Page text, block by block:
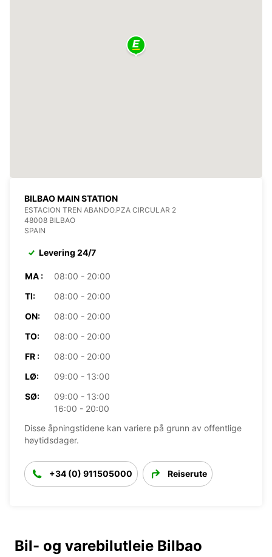
BILBAO MAIN STATION
ESTACION TREN ABANDO.PZA CIRCULAR 2
48008 BILBAO
SPAIN
Levering 24/7
MA :
08:00 - 20:00
TI:
08:00 - 20:00
ON:
08:00 - 20:00
TO:
08:00 - 20:00
FR :
08:00 - 20:00
LØ:
09:00 - 13:00
SØ:
09:00 - 13:00
16:00 - 20:00
Disse åpningstidene kan variere på grunn av offentlige
høytidsdager.
+34 (0) 911505000 Reiserute
Bil- og varebilutleie Bilbao